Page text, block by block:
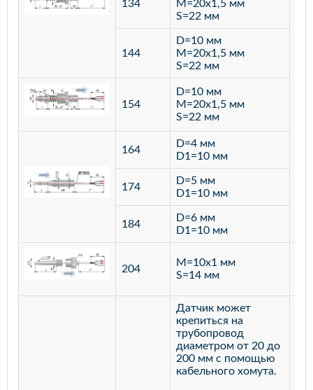
134
M=20х1,5 мм
S=22 мм
144
D=10 мм
M=20х1,5 мм
S=22 мм
154
D=10 мм
M=20х1,5 мм
S=22 мм
164
D=4 мм
D1=10 мм
174
D=5 мм
D1=10 мм
184
D=6 мм
D1=10 мм
204
M=10х1 мм
S=14 мм
Датчик может
крепиться на
трубопровод
диаметром от 20 до
200 мм с помощью
кабельного хомута.